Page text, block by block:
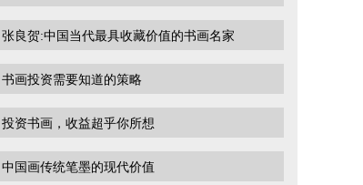
张良贺:中国当代最具收藏价值的书画名家
书画投资需要知道的策略
投资书画，收益超乎你所想
中国画传统笔墨的现代价值